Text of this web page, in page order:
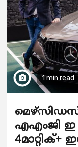
1 min read
എഎംജി
4മാറ്റിക്+